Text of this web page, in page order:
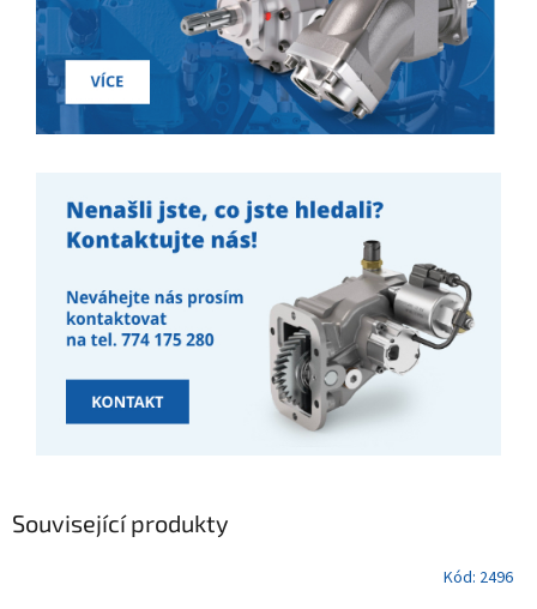
Související produkty
Kód: 2496